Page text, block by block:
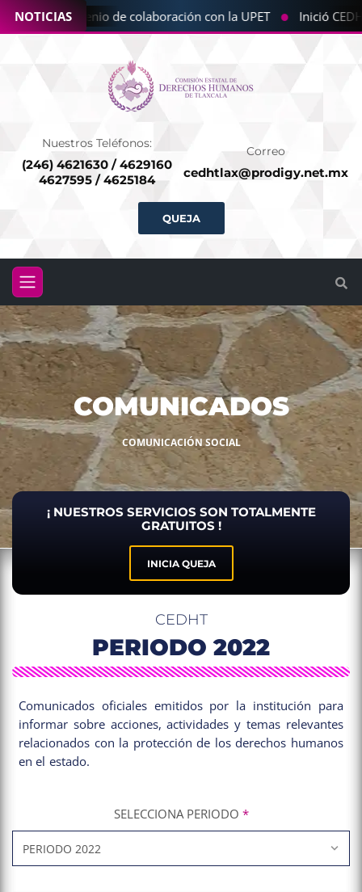
NOTICIAS
convenio de colaboración con la UPET ● Inició CEDHT
Nuestros Teléfonos:
(246) 4621630 / 4629160
4627595 / 4625184
Correo
cedhtlax@prodigy.net.mx
QUEJA
COMUNICADOS
COMUNICACIÓN SOCIAL
¡ NUESTROS SERVICIOS SON TOTALMENTE
GRATUITOS !
INICIA QUEJA
CEDHT
PERIODO2022
Comunicados oficiales emitidos por la institución para
informar sobre acciones, actividades y temas relevantes
relacionados con la protección de los derechos humanos
en el estado.
SELECCIONA PERIODO *